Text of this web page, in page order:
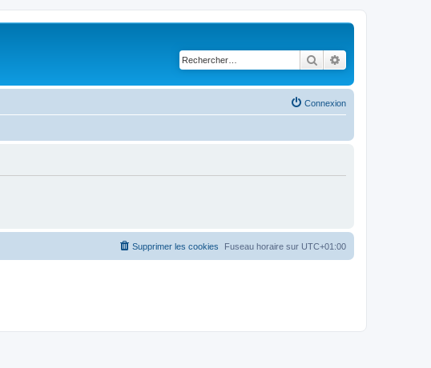
Rechercher
Connexion
Fuseau horaire sur UTC+01:00
Supprimer les cookies